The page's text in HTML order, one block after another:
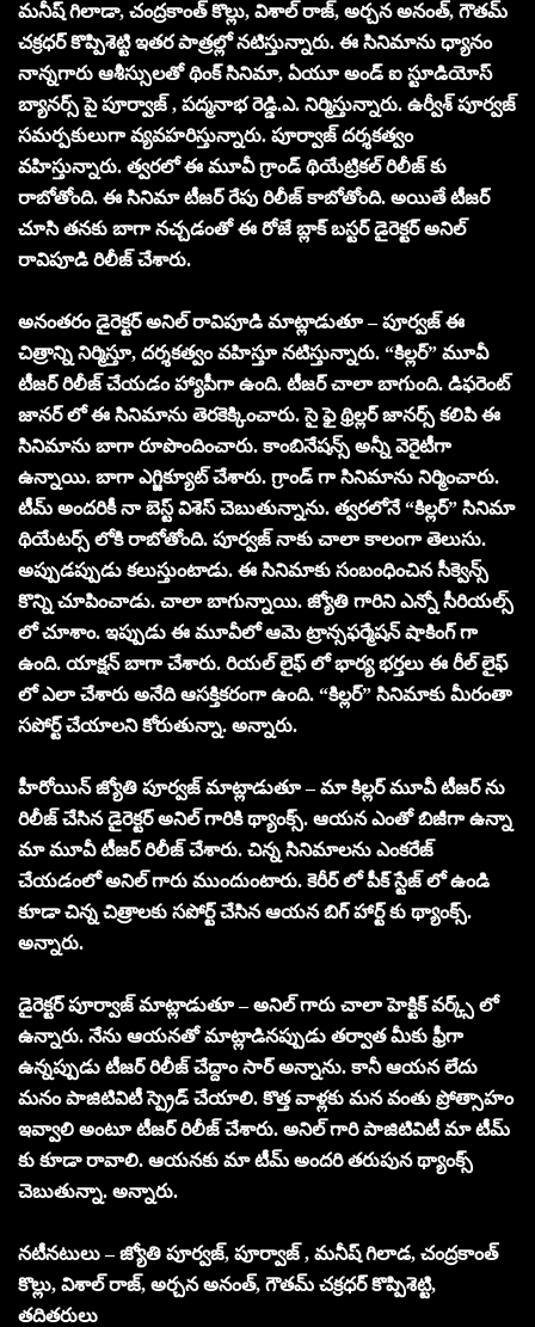
మనీష్ గిలాడా, చంద్రకాంత్ కొల్లు, విశాల్ రాజ్, అర్చన అనంత్, గౌతమ్
చక్రధర్ కొప్పిశెట్టి ఇతర పాత్రల్లో నటిస్తున్నారు. ఈ సినిమాను ధ్యానం
నాన్నగారు ఆశీస్సులతో థింక్ సినిమా, ఏయూ అండ్ ఐ స్టూడియోస్
బ్యానర్స్ పై పూర్వాజ్ , పద్మనాభ రెడ్డి.ఎ. నిర్మిస్తున్నారు. ఉర్వీశ్ పూర్వజ్
సమర్పకులుగా వ్యవహరిస్తున్నారు. పూర్వాజ్ దర్శకత్వం
వహిస్తున్నారు. త్వరలో ఈ మూవీ గ్రాండ్ థియేట్రికల్ రిలీజ్ కు
రాబోతోంది. ఈ సినిమా టీజర్ రేపు రిలీజ్ కాబోతోంది. అయితే టీజర్
చూసి తనకు బాగా నచ్చడంతో ఈ రోజే బ్లాక్ బస్టర్ డైరెక్టర్ అనిల్
రావిపూడి రిలీజ్ చేశారు.
అనంతరం డైరెక్టర్ అనిల్ రావిపూడి మాట్లాడుతూ – పూర్వజ్ ఈ
చిత్రాన్ని నిర్మిస్తూ, దర్శకత్వం వహిస్తూ నటిస్తున్నారు. “కిల్లర్” మూవీ
టీజర్ రిలీజ్ చేయడం హ్యాపీగా ఉంది. టీజర్ చాలా బాగుంది. డిఫరెంట్
జానర్ లో ఈ సినిమాను తెరకెక్కించారు. సై ఫై థ్రిల్లర్ జానర్స్ కలిపి ఈ
సినిమాను బాగా రూపొందించారు. కాంబినేషన్స్ అన్నీ వెరైటీగా
ఉన్నాయి. బాగా ఎగ్జిక్యూట్ చేశారు. గ్రాండ్ గా సినిమాను నిర్మించారు.
టీమ్ అందరికీ నా బెస్ట్ విశెస్ చెబుతున్నాను. త్వరలోనే “కిల్లర్” సినిమా
థియేటర్స్ లోకి రాబోతోంది. పూర్వజ్ నాకు చాలా కాలంగా తెలుసు.
అప్పుడప్పుడు కలుస్తుంటాడు. ఈ సినిమాకు సంబంధించిన సీక్వెన్స్
కొన్ని చూపించాడు. చాలా బాగున్నాయి. జ్యోతి గారిని ఎన్నో సీరియల్స్
లో చూశాం. ఇప్పుడు ఈ మూవీలో ఆమె ట్రాన్సఫర్మేషన్ షాకింగ్ గా
ఉంది. యాక్షన్ బాగా చేశారు. రియల్ లైఫ్ లో భార్య భర్తలు ఈ రీల్ లైఫ్
లో ఎలా చేశారు అనేది ఆసక్తికరంగా ఉంది. “కిల్లర్” సినిమాకు మీరంతా
సపోర్ట్ చేయాలని కోరుతున్నా. అన్నారు.
హీరోయిన్ జ్యోతి పూర్వజ్ మాట్లాడుతూ – మా కిల్లర్ మూవీ టీజర్ ను
రిలీజ్ చేసిన డైరెక్టర్ అనిల్ గారికి థ్యాంక్స్. ఆయన ఎంతో బిజీగా ఉన్నా
మా మూవీ టీజర్ రిలీజ్ చేశారు. చిన్న సినిమాలను ఎంకరేజ్
చేయడంలో అనిల్ గారు ముందుంటారు. కెరీర్ లో పీక్ స్టేజ్ లో ఉండి
కూడా చిన్న చిత్రాలకు సపోర్ట్ చేసిన ఆయన బిగ్ హార్ట్ కు థ్యాంక్స్.
అన్నారు.
డైరెక్టర్ పూర్వాజ్ మాట్లాడుతూ – అనిల్ గారు చాలా హెక్టిక్ వర్క్స్ లో
ఉన్నారు. నేను ఆయనతో మాట్లాడినప్పుడు తర్వాత మీకు ఫ్రీగా
ఉన్నప్పుడు టీజర్ రిలీజ్ చేద్దాం సార్ అన్నాను. కానీ ఆయన లేదు
మనం పాజిటివిటీ స్ప్రెడ్ చేయాలి. కొత్త వాళ్లకు మన వంతు ప్రోత్సాహం
ఇవ్వాలి అంటూ టీజర్ రిలీజ్ చేశారు. అనిల్ గారి పాజిటివిటీ మా టీమ్
కు కూడా రావాలి. ఆయనకు మా టీమ్ అందరి తరుపున థ్యాంక్స్
చెబుతున్నా. అన్నారు.
నటీనటులు – జ్యోతి పూర్వజ్, పూర్వాజ్ , మనీష్ గిలాడ, చంద్రకాంత్
కొల్లు, విశాల్ రాజ్, అర్చన అనంత్, గౌతమ్ చక్రధర్ కొప్పిశెట్టి,
తదితరులు